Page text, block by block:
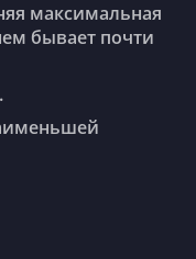
максимальная
бывает почти